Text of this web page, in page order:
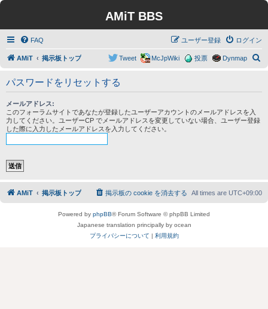
AMiT BBS
FAQ ログイン
ユーザー登録
AMiT 掲示板トップ Dynmap
投票
McJpWiki
Tweet
パスワードをリセットする
メールアドレス:
このフォーラムサイトであなたが登録したユーザーアカウントのメールアドレスを入
力してください。ユーザーCP でメールアドレスを変更していない場合、ユーザー登録
した際に入力したメールアドレスを入力してください。
AMiT 掲示板トップ All times are UTC+09:00
掲示板の cookie を消去する
Powered by phpBB® Forum Software © phpBB Limited
Japanese translation principally by ocean
プライバシーについて | 利用規約